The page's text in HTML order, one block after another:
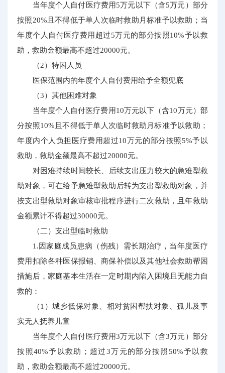
当年度个人自付医疗费用5万元以下（含5万元）部分
按照20%且不得低于单人次临时救助月标准予以救助；当
年度个人自付医疗费用超过5万元的部分按照10%予以救
助，救助金额最高不超过20000元。
（2）特困人员
医保范围内的年度个人自付费用给予全额兜底
（3）其他困难对象
当年度个人自付医疗费用10万元以下（含10万元）部
分按照10%且不得低于单人次临时救助月标准予以救助；
年度内个人负担医疗费用超过10万元的部分按照5%予以
救助，救助金额最高不超过20000元。
对困难持续时间较长、后续支出压力较大的急难型救
助对象，可在给予急难型救助后转为支出型救助对象，并
按支出型救助对象审核审批程序进行二次救助，且年救助
金额累计不得超过30000元。
（二）支出型临时救助
1.因家庭成员患病（伤残）需长期治疗，当年度医疗
费用扣除各种医保报销、商保补偿以及其他社会救助帮困
措施后，家庭基本生活在一定时期内陷入困境且无能力自
救的：
（1）城乡低保对象、相对贫困帮扶对象、孤儿及事
实无人抚养儿童
当年度个人自付医疗费用3万元以下（含3万元）部分
按照40%予以救助；超过3万元的部分按照50%予以救
助，救助金额最高不超过20000元。